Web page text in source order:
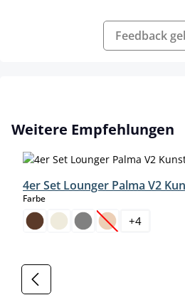
Feedback
Produktgalerie überspringen
Weitere Empfehlungen
4er Set Lounger Palma V2
Farbeauswählen
(Diese Option ist
+4